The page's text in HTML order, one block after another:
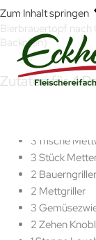
Zum Inhalt springen
Zum
Inhalt
springen
Bierbrauertopf nach
Backofen)
Zutaten für 4
1,5 kg
4 Stück
3 frische
3 Stück
2 Bauerngriller
2 Mettgriller
3
2 Zehen